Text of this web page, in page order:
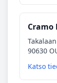
90630
Katso